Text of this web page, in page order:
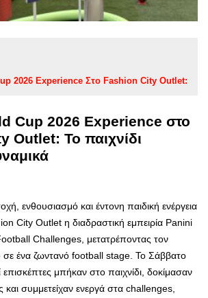
2026 Experience Στο Fashion City Outlet:
Cup 2026 Experience στο
Outlet: Το παιχνίδι
ενθουσιασμό και έντονη παιδική ενέργεια
City Outlet η διαδραστική εμπειρία Panini
Challenges, μετατρέποντας τον
σε ένα ζωντανό football stage. Το Σάββατο
επισκέπτες μπήκαν στο παιχνίδι, δοκίμασαν
και συμμετείχαν ενεργά στα challenges,